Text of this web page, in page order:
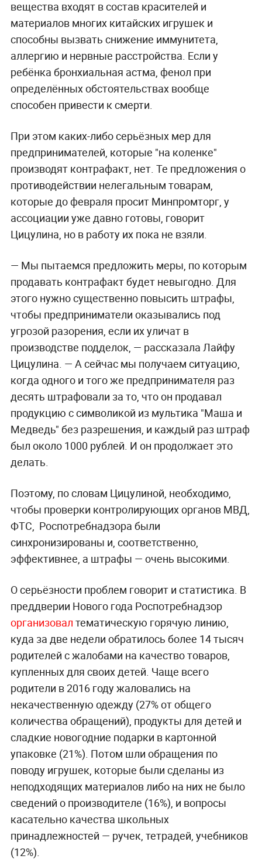
вещества входят в состав красителей и
материалов многих китайских игрушек и
способны вызвать снижение иммунитета,
аллергию и нервные расстройства. Если у
ребёнка бронхиальная астма, фенол при
определённых обстоятельствах вообще
способен привести к смерти.
При этом каких-либо серьёзных мер для
предпринимателей, которые "на коленке"
производят контрафакт, нет. Те предложения о
противодействии нелегальным товарам,
которые до февраля просит Минпромторг, у
ассоциации уже давно готовы, говорит
Цицулина, но в работу их пока не взяли.
— Мы пытаемся предложить меры, по которым
продавать контрафакт будет невыгодно. Для
этого нужно существенно повысить штрафы,
чтобы предприниматели оказывались под
угрозой разорения, если их уличат в
производстве подделок, — рассказала Лайфу
Цицулина. — А сейчас мы получаем ситуацию,
когда одного и того же предпринимателя раз
десять штрафовали за то, что он продавал
продукцию с символикой из мультика "Маша и
Медведь" без разрешения, и каждый раз штраф
был около 1000 рублей. И он продолжает это
делать.
Поэтому, по словам Цицулиной, необходимо,
чтобы проверки контролирующих органов МВД,
ФТС, Роспотребнадзора были
синхронизированы и, соответственно,
эффективнее, а штрафы — очень высокими.
О серьёзности проблем говорит и статистика. В
преддверии Нового года Роспотребнадзор
организовал тематическую горячую линию,
куда за две недели обратилось более 14 тысяч
родителей с жалобами на качество товаров,
купленных для своих детей. Чаще всего
родители в 2016 году жаловались на
некачественную одежду (27% от общего
количества обращений), продукты для детей и
сладкие новогодние подарки в картонной
упаковке (21%). Потом шли обращения по
поводу игрушек, которые были сделаны из
неподходящих материалов либо на них не было
сведений о производителе (16%), и вопросы
касательно качества школьных
принадлежностей — ручек, тетрадей, учебников
(12%).